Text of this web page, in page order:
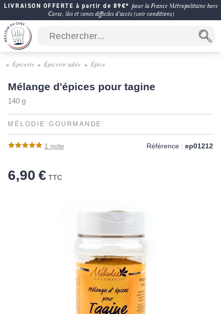
LIVRAISON OFFERTE à partir de 89€* pour la France Métropolitaine hors
Corse, îles et zones difficiles d'accès (voir conditions)
Épicerie Épicerie salée Épice
Mélange d'épices pour tagine
140 g
MÉLODIE GOURMANDE
1 note Référence : ep01212
6,90 € TTC